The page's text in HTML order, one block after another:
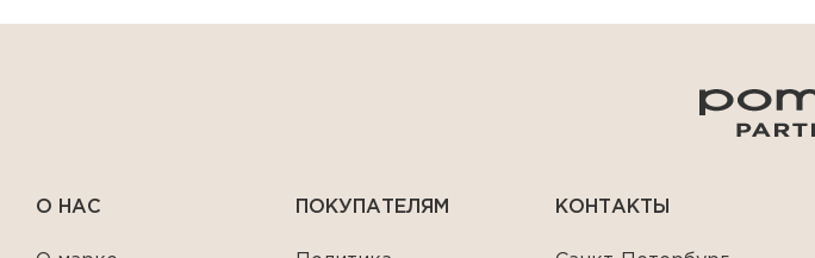
О НАС ПОКУПАТЕЛЯМ КОНТАКТЫ